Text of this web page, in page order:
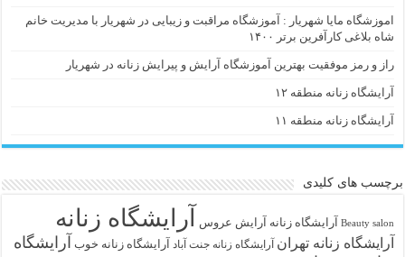
اموزشگاه مایا شهریار : آموزشگاه مراقبت و زیبایی در شهریار با مدیریت خانم
شاه بلاغی کارآفرین برتر ۱۴۰۰
راز و رمز موفقیت بهترین آموزشگاه آرایش و پیرایش زنانه در شهریار
آرایشگاه زنانه منطقه ۱۲
آرایشگاه زنانه منطقه ۱۱
برچسب های کلیدی
Beauty salon آرايشگاه زنانه آرایش عروس آرایشگاه زنانه
آرایشگاه زنانه تهران آرایشگاه زنانه جنت آباد آرایشگاه زنانه خوب آرایشگاه